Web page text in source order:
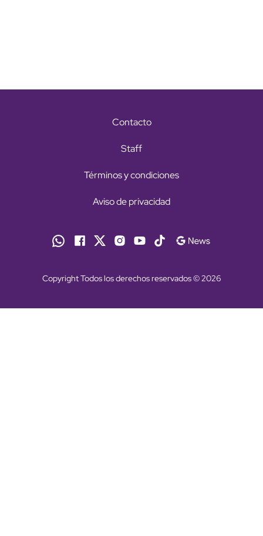
Contacto
Staff
Términos y condiciones
Aviso de privacidad
Copyright Todos los derechos reservados © 2026